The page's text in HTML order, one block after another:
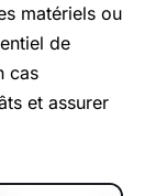
matériels ou
de
cas
et assurer